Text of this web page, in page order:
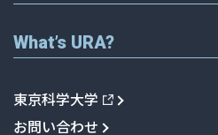
What’s URA?
東京科学大学
お問い合わせ